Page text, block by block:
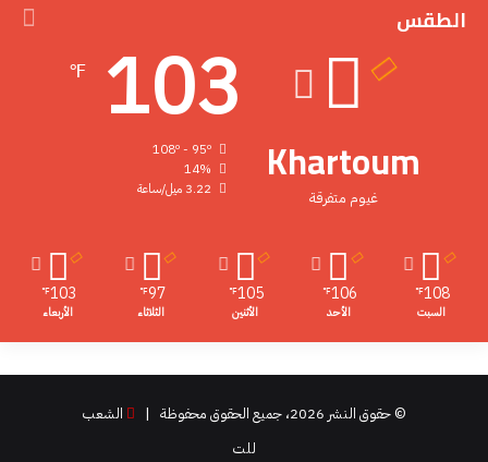
الطقس
Khartoum
غيوم متفرقة
103
℉
108º - 95º
14%
3.22 ميل/ساعة
108
℉
السبت
106
℉
الأحد
105
℉
الأثنين
97
℉
الثلاثاء
103
℉
الأربعاء
© حقوق النشر 2026، جميع الحقوق محفوظة |
الشعب
للت